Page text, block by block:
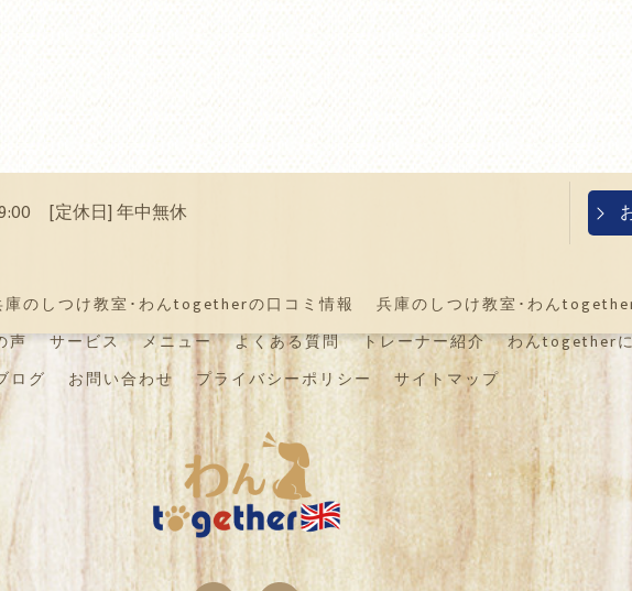
[定休日] 年中無休
庫のしつけ教室･わんtogetherの口コミ情報
兵庫のしつけ教室･わん
声
サービス メニュー よくある質問 トレーナー紹介 わんtogether
ログ
お問い合わせ プライバシーポリシー サイトマップ